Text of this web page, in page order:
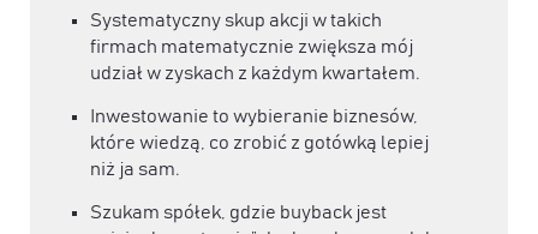
Systematyczny skup akcji w takich
firmach matematycznie zwiększa mój
udział w zyskach z każdym kwartałem.
Inwestowanie to wybieranie biznesów,
które wiedzą, co zrobić z gotówką lepiej
niż ja sam.
Szukam spółek, gdzie buyback jest